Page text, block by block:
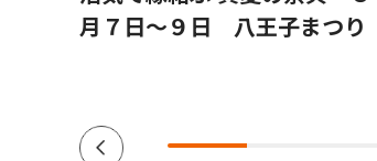
月７日〜９日 八王子まつり